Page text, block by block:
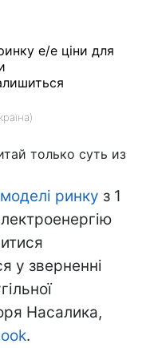
е/е ціни для
только суть из
ринку з 1
у зверненні
Насалика,
.